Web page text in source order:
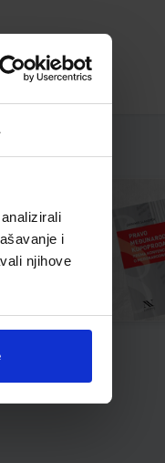
i
njihove